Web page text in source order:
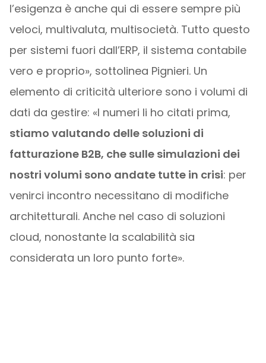
l’esigenza è anche qui di essere sempre più
veloci, multivaluta, multisocietà. Tutto questo
per sistemi fuori dall’ERP, il sistema contabile
vero e proprio», sottolinea Pignieri. Un
elemento di criticità ulteriore sono i volumi di
dati da gestire: «I numeri li ho citati prima,
stiamo valutando delle soluzioni di
fatturazione B2B, che sulle simulazioni dei
nostri volumi sono andate tutte in crisi: per
venirci incontro necessitano di modifiche
architetturali. Anche nel caso di soluzioni
cloud, nonostante la scalabilità sia
considerata un loro punto forte».